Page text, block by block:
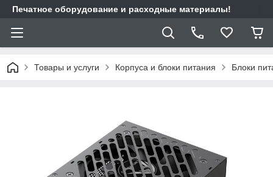
Печатное оборудование и расходные материалы!
Товары и услуги Корпуса и блоки питания Блоки